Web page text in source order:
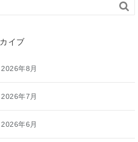

イブ
2026年8月
2026年7月
2026年6月